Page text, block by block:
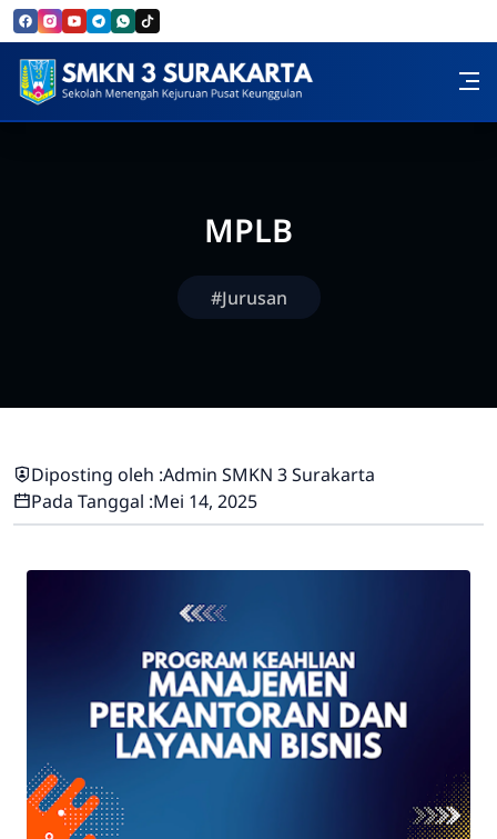
Skip to Content
SMK Negeri 3 Surakarta
MPLB
#Jurusan
Diposting oleh :Admin SMKN 3 Surakarta
Pada Tanggal :Mei 14, 2025